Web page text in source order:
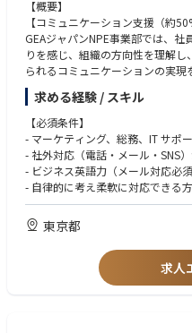
【概要】
【コミュニケーション支援（約
GEAジャパンNPE事業部では、
りを感じ、組織の方向性を理解
られるコミュニケーションの実現
具体的には、以下のような活動を
• 拠点やチームの取り組み・成功
• 顧客訪問やプロジェクト事例の共
• リーダーシップメッセージの発
• 社内イベントやタウンホールの
• 社員の声やフィードバックの収集
• SharePointやTeamsを活用した情
• 社内ネットワークを広げたい方
• ストーリーテリングや情報発信
• NPE事業部全体の一体感づくり
• 他拠点・他国のメンバーとのコ
求める経験 / スキル
【必須条件】
- マーケティング、総務、IT サポ
- 社外対応（電話・メール・SNS
- ビジネス英語力（メール対応必須
- 自律的に考え柔軟に対応できる方
- Word / Excel / Powerpoint の実
- SAP 経験があれば尚可
東京都
求人